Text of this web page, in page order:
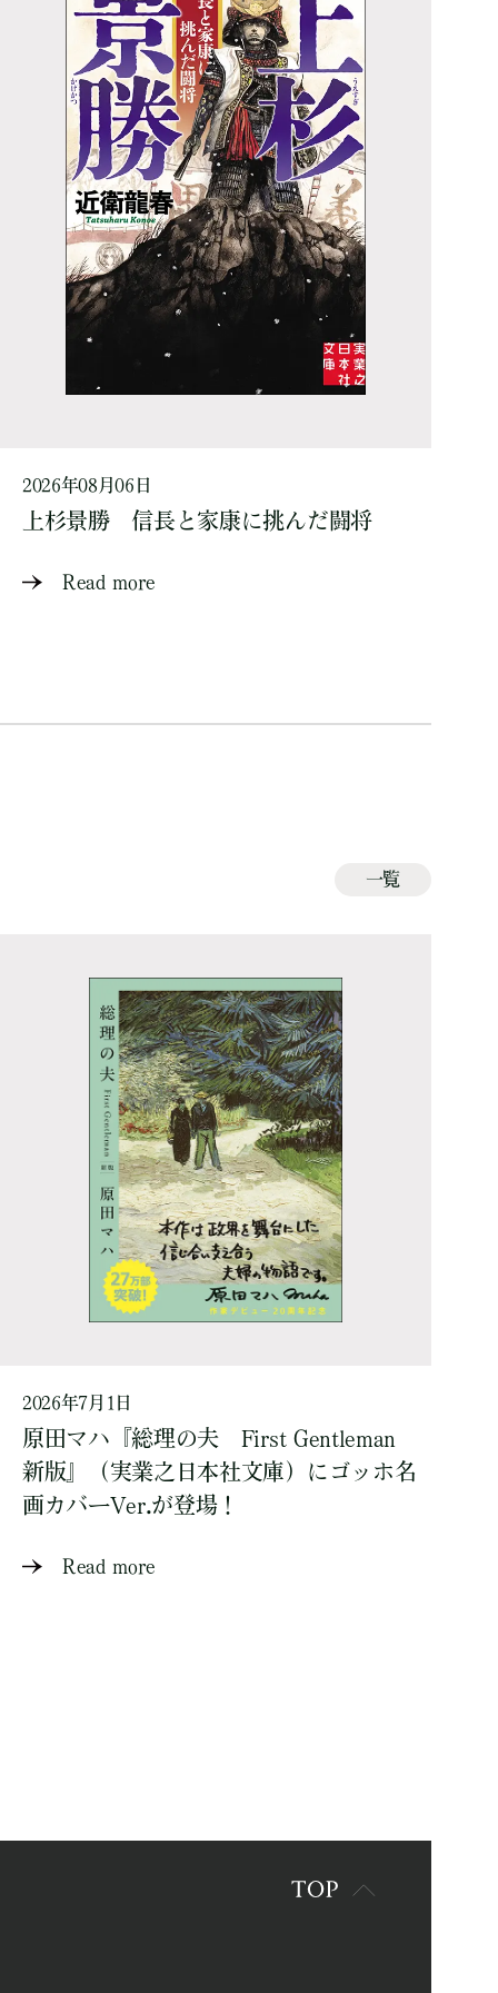
2026年08月06日
上杉景勝 信長と家康に挑んだ闘将
Read more
一覧
2026年7月1日
原田マハ『総理の夫 First Gentleman
新版』（実業之日本社文庫）にゴッホ名
画カバーVer.が登場！
Read more